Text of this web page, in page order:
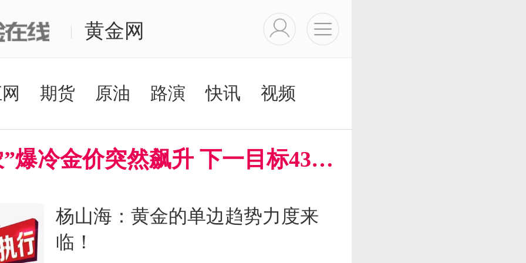
| 黄金网
期货 原油 路演 快讯 视频
“小非农”爆冷金价突然飙升 下一目标4380美元？
杨山海：黄金的单边趋势力度来
临！